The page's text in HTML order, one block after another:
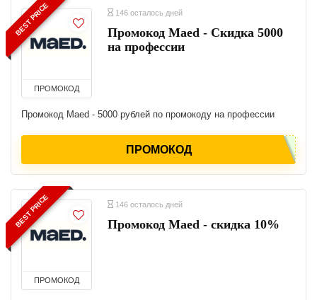
BEST PRICE
ПРОМОКОД
146 осталось дней
Промокод Maed - Скидка 5000
на профессии
Промокод Maed - 5000 рублей по промокоду на профессии
ПРОМОКОД
BEST PRICE
ПРОМОКОД
146 осталось дней
Промокод Maed - скидка 10%